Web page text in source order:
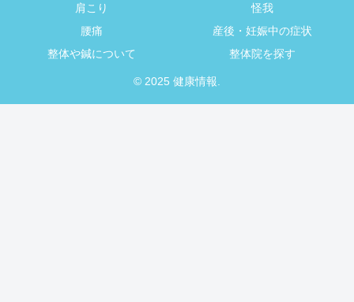
肩こり
怪我
腰痛
産後・妊娠中の症状
整体や鍼について
整体院を探す
© 2025 健康情報.